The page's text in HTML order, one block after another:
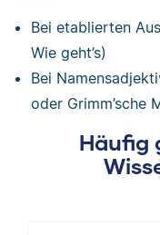
Bei etablierten
Wie geht’s)
Bei
oder Grimm’sche
Häufig